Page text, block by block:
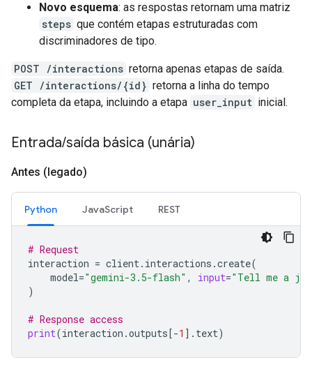
Novo esquema: as respostas retornam uma matriz
steps que contém etapas estruturadas com
discriminadores de tipo.
POST /interactions retorna apenas etapas de saída.
GET /interactions/{id} retorna a linha do tempo
completa da etapa, incluindo a etapa user_input inicial.
Entrada/saída básica (unária)
Antes (legado)
Python JavaScript REST
# Request
interaction = client. interactions .create(
model="gemini-3.5-flash" , input="Tell me a
)
# Response access
print(interaction .outputs[-1 ] . text)